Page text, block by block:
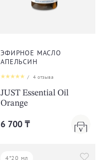
ЭФИРНОЕ МАСЛО
АПЕЛЬСИН
/ 4отзыва
JUST Essential Oil
Orange
6 700 ₸
4*20 мл